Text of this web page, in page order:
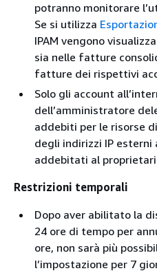
potranno monitorare
Se si utilizza
IPAM vengono
sia nelle fatture
fatture dei rispettivi
Solo gli account
dell’amministratore
addebiti per le risorse
degli indirizzi IP esterni
addebitati al
Restrizioni temporali
Dopo aver abilitato la
24 ore di tempo per
ore, non sarà più
l’impostazione per 7